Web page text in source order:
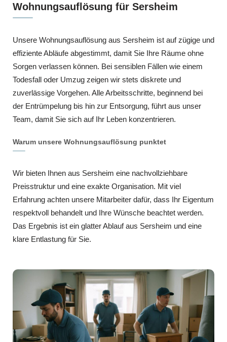
Wohnungsauflösung für Sersheim
Unsere Wohnungsauflösung aus Sersheim ist auf zügige und
effiziente Abläufe abgestimmt, damit Sie Ihre Räume ohne
Sorgen verlassen können. Bei sensiblen Fällen wie einem
Todesfall oder Umzug zeigen wir stets diskrete und
zuverlässige Vorgehen. Alle Arbeitsschritte, beginnend bei
der Entrümpelung bis hin zur Entsorgung, führt aus unser
Team, damit Sie sich auf Ihr Leben konzentrieren.
Warum unsere Wohnungsauflösung punktet
Wir bieten Ihnen aus Sersheim eine nachvollziehbare
Preisstruktur und eine exakte Organisation. Mit viel
Erfahrung achten unsere Mitarbeiter dafür, dass Ihr Eigentum
respektvoll behandelt und Ihre Wünsche beachtet werden.
Das Ergebnis ist ein glatter Ablauf aus Sersheim und eine
klare Entlastung für Sie.